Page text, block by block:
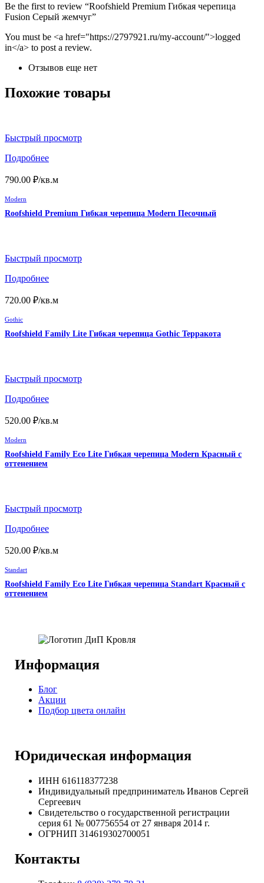
Be the first to review “Roofshield Premium Гибкая черепица
Fusion Серый жемчуг”
You must be <a href="https://2797921.ru/my-account/">logged
in</a> to post a review.
Отзывов еще нет
Похожие товары
Быстрый просмотр
Подробнее
790.00 ₽/кв.м
Modern
Roofshield Premium Гибкая черепица Modern Песочный
Быстрый просмотр
Подробнее
720.00 ₽/кв.м
Gothic
Roofshield Family Lite Гибкая черепица Gothic Терракота
Быстрый просмотр
Подробнее
520.00 ₽/кв.м
Modern
Roofshield Family Eco Lite Гибкая черепица Modern Красный с
оттенением
Быстрый просмотр
Подробнее
520.00 ₽/кв.м
Standart
Roofshield Family Eco Lite Гибкая черепица Standart Красный с
оттенением
Информация
Блог
Акции
Подбор цвета онлайн
Юридическая информация
ИНН 616118377238
Индивидуальный предприниматель Иванов Сергей
Сергеевич
Свидетельство о государственной регистрации
серия 61 № 007756554 от 27 января 2014 г.
ОГРНИП314619302700051
Контакты